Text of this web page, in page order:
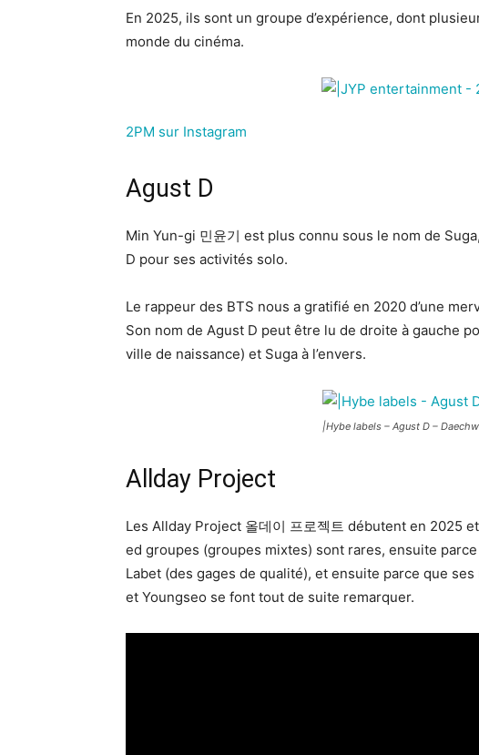
En 2025, ils sont un groupe d’expérience, dont
monde du cinéma.
2PM sur Instagram
Agust D
Min Yun-gi 민윤기 est plus connu sous le nom de
D pour ses activités solo.
Le rappeur des BTS nous a gratifié en 2020 d’une
Son nom de Agust D peut être lu de droite à gauche
ville de naissance) et Suga à l’envers.
|Hybe labels – Agust D –
Allday Project
Les Allday Project 올데이 프로젝트 débutent en 2025
ed groupes (groupes mixtes) sont rares, ensuite
Labet (des gages de qualité), et ensuite parce que
et Youngseo se font tout de suite remarquer.